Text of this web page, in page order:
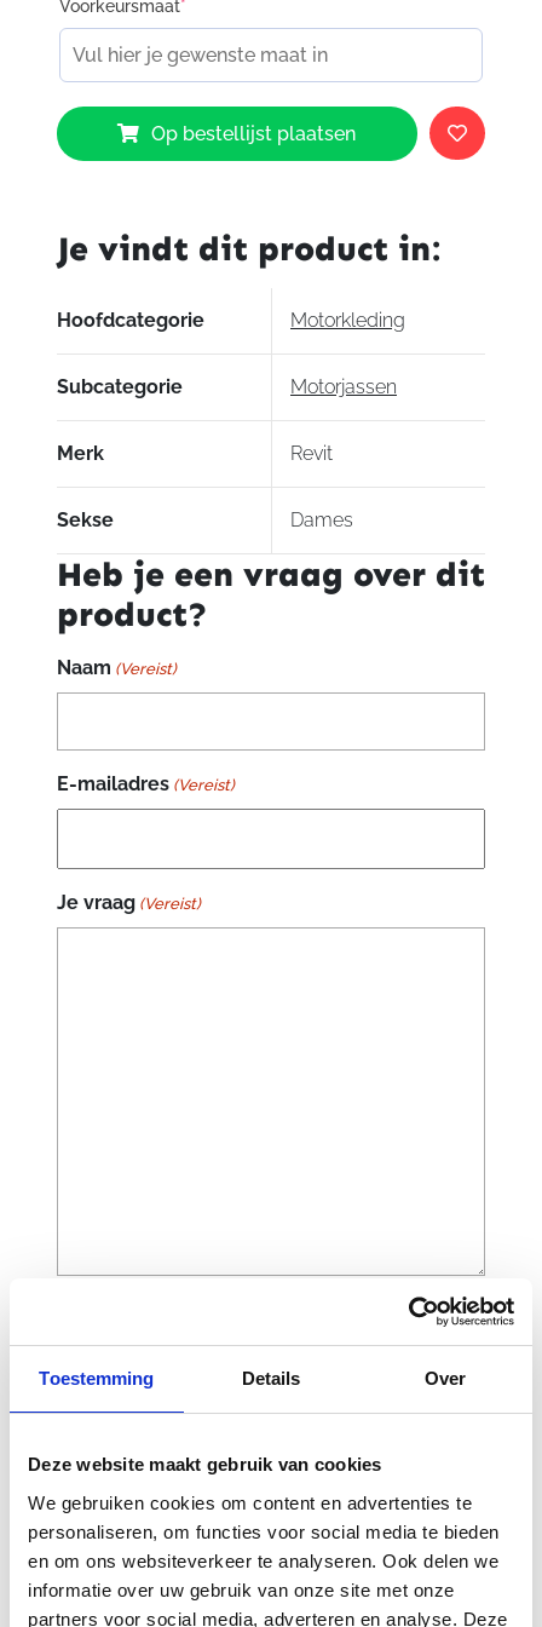
Toestemming Details Over
Deze website maakt gebruik van cookies
We gebruiken cookies om content en advertenties te
personaliseren, om functies voor social media te bieden
en om ons websiteverkeer te analyseren. Ook delen we
informatie over uw gebruik van onze site met onze
partners voor social media, adverteren en analyse. Deze
Zakkensteekzakken | Binnenzak in thermische
voering| binnenzak
Voorkeursmaat*
Revit
Afterburn
H2O
Dark
0810
Op bestellijst plaatsen
Je vindt dit product in:
Hoofdcategorie Motorkleding
Subcategorie Motorjassen
Merk Revit
Sekse Dames
Heb je een vraag over dit
product?
Naam (Vereist)
E-mailadres (Vereist)
Je vraag (Vereist)